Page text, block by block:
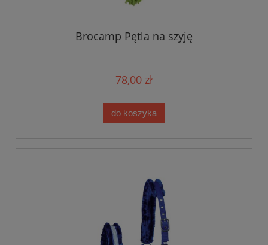
Brocamp Pętla na szyję
78,00 zł
do koszyka